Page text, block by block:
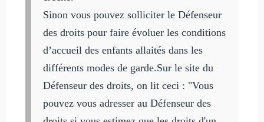
Sinon vous pouvez solliciter le Défenseur
des droits pour faire évoluer les conditions
d’accueil des enfants allaités dans les
différents modes de garde.Sur le site du
Défenseur des droits, on lit ceci : "Vous
pouvez vous adresser au Défenseur des